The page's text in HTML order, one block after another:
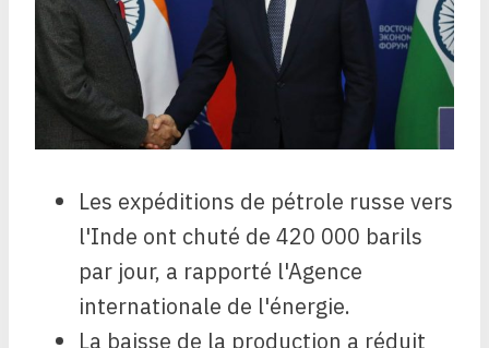
Les expéditions de pétrole russe vers
l'Inde ont chuté de 420 000 barils
par jour, a rapporté l'Agence
internationale de l'énergie.
La baisse de la production a réduit